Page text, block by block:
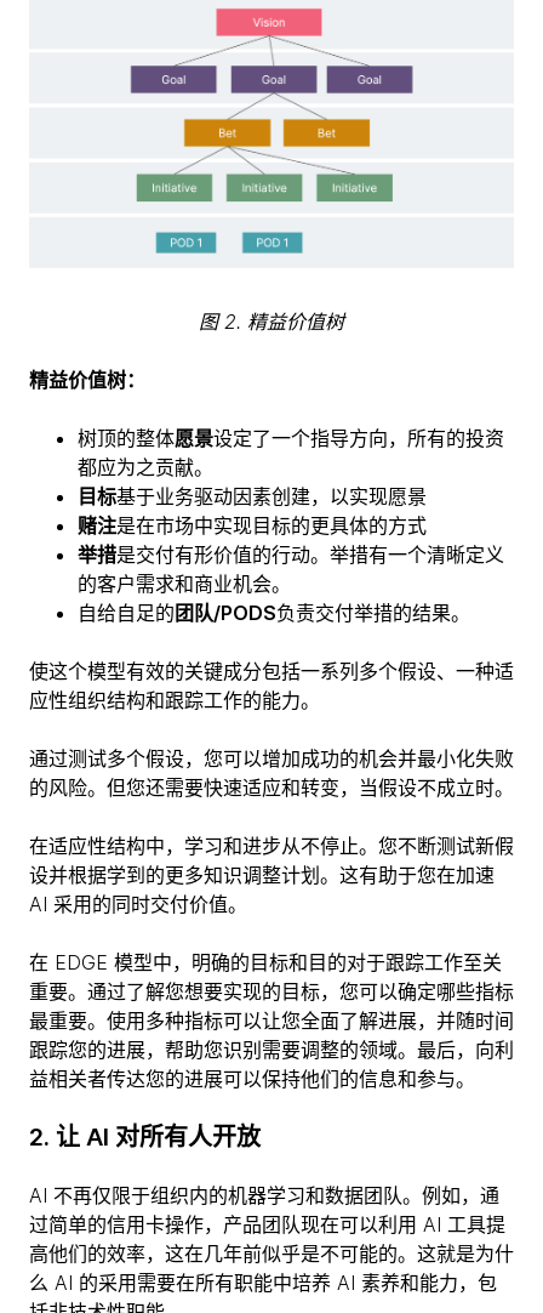
图 2. 精益价值树
精益价值树：
树顶的整体愿景设定了一个指导方向，所有的投资
都应为之贡献。
目标基于业务驱动因素创建，以实现愿景
赌注是在市场中实现目标的更具体的方式
举措是交付有形价值的行动。举措有一个清晰定义
的客户需求和商业机会。
自给自足的团队/PODS负责交付举措的结果。
使这个模型有效的关键成分包括一系列多个假设、一种适
应性组织结构和跟踪工作的能力。
通过测试多个假设，您可以增加成功的机会并最小化失败
的风险。但您还需要快速适应和转变，当假设不成立时。
在适应性结构中，学习和进步从不停止。您不断测试新假
设并根据学到的更多知识调整计划。这有助于您在加速
AI 采用的同时交付价值。
在 EDGE 模型中，明确的目标和目的对于跟踪工作至关
重要。通过了解您想要实现的目标，您可以确定哪些指标
最重要。使用多种指标可以让您全面了解进展，并随时间
跟踪您的进展，帮助您识别需要调整的领域。最后，向利
益相关者传达您的进展可以保持他们的信息和参与。
2. 让 AI 对所有人开放
AI 不再仅限于组织内的机器学习和数据团队。例如，通
过简单的信用卡操作，产品团队现在可以利用 AI 工具提
高他们的效率，这在几年前似乎是不可能的。这就是为什
么 AI 的采用需要在所有职能中培养 AI 素养和能力，包